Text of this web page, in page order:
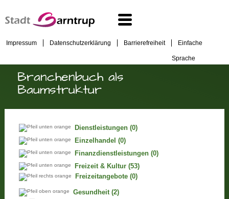
Impressum Datenschutzerklärung Barrierefreiheit Einfache
Sprache
Branchenbuch als
Baumstruktur
Dienstleistungen (0)
Einzelhandel (0)
Finanzdienstleistungen (0)
Freizeit & Kultur (53)
Freizeitangebote (0)
Gesundheit (2)